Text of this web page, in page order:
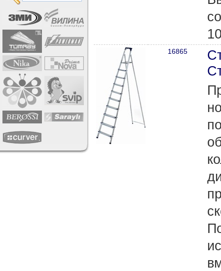
16865